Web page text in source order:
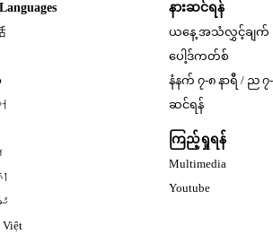
Việt
နားဆင်ရန်
ယနေ့ အသံလွှင့်ချက်
ပေါ့ဒ်ကတ်စ်
နံနက် ၇-၈ နာရီ / ည ၇-
ဆင်ရန်
ကြည့်ရှုရန်
Multimedia
Youtube